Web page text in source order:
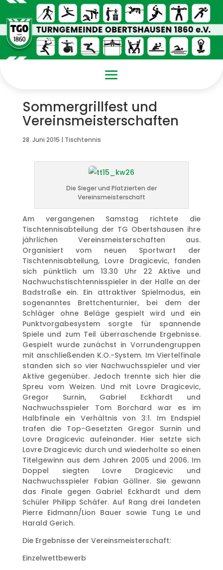
Sommergrillfest und
Vereinsmeisterschaften
28. Juni 2015 | Tischtennis
Die Sieger und Platzierten der
Vereinsmeisterschaft
Am vergangenen Samstag richtete die
Tischtennisabteilung der TG Obertshausen ihre
jährlichen Vereinsmeisterschaften aus.
Organisiert vom neuen Sportwart der
Tischtennisabteilung, Lovre Dragicevic, fanden
sich pünktlich um 13.30 Uhr 22 Aktive und
Nachwuchstischtennisspieler in der Halle an der
Badstraße ein. Ein attraktiver Spielmodus, ein
sogenanntes Brettchenturnier, bei dem der
Schläger ohne Beläge gespielt wird und ein
Punktvorgabesystem sorgte für spannende
Spiele und zum Teil überraschende Ergebnisse.
Gespielt wurde zunächst in Vorrundengruppen
mit anschließenden K.O.-System. Im Viertelfinale
standen sich so vier Nachwuchsspieler und vier
Aktive gegenüber. Jedoch trennte sich hier die
Spreu vom Weizen. Und mit Lovre Dragicevic,
Gregor Surnin, Gabriel Eckhardt und
Nachwuchsspieler Tom Borchard war es im
Halbfinale ein Verhältnis von 3:1. Im Endspiel
trafen die Top-Gesetzten Gregor Surnin und
Lovre Dragicevic aufeinander. Hier setzte sich
Lovre Dragicevic durch und wiederholte so einen
Titelgewinn aus dem Jahren 2005 und 2006. Im
Doppel siegten Lovre Dragicevic und
Nachwuchsspieler Fabian Göllner. Sie gewann
das Finale gegen Gabriel Eckhardt und dem
Schüler Philipp Schäfer. Auf Rang drei landeten
Pierre Eidmann/Lion Bauer sowie Tung Le und
Harald Gerich.
Die Ergebnisse der Vereinsmeisterschaft:
Einzelwettbewerb